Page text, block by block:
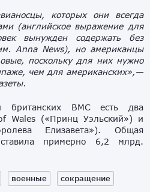
которых они всегда
(английское выражение для
вынужден содержать без
Anna News), но американцы
поскольку для них нужно
чем для американских»,—
британских ВМС есть два
Wales («Принц Уэльский») и
Елизавета»). Общая
примерно 6,2 млрд.
военные сокращение